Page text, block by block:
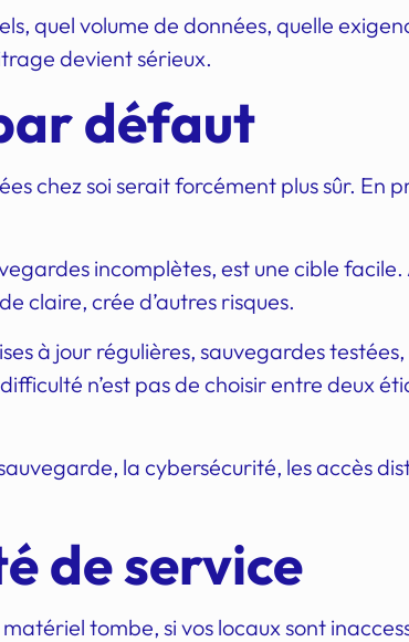
quel volume de données, quelle
devient sérieux.
défaut
chez soi serait forcément plus sûr. En
incomplètes, est une cible facile.
claire, crée d’autres risques.
à jour régulières, sauvegardes
n’est pas de choisir entre deux
la cybersécurité, les accès
de service
tombe, si vos locaux sont